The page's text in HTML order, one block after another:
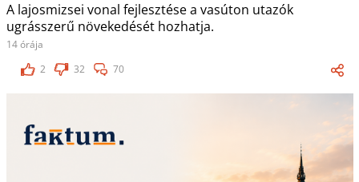
A lajosmizsei vonal fejlesztése a vasúton utazók
ugrásszerű növekedését hozhatja.
14 órája
2
32 70